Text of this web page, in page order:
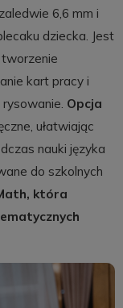
6,6 mm i
dziecka. Jest
kart pracy i
Opcja
ułatwiając
nauki języka
do szkolnych
która